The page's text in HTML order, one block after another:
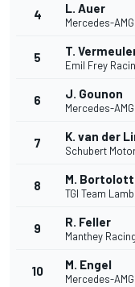
4 L. Auer
Mercedes-
5 T.
Emil Frey
6 J. Gounon
Mercedes-
7 K. van der
Schubert
8 M.
TGI Team
9 R. Feller
Manthey Racing
10 M. Engel
Mercedes-